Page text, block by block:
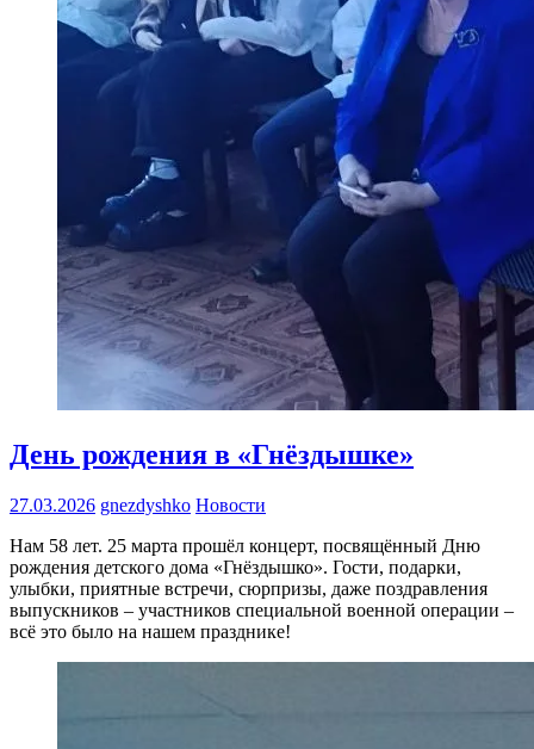
День рождения в «Гнёздышке»
27.03.2026 gnezdyshko Новости
Нам 58 лет. 25 марта прошёл концерт, посвящённый Дню
рождения детского дома «Гнёздышко». Гости, подарки,
улыбки, приятные встречи, сюрпризы, даже поздравления
выпускников – участников специальной военной операции –
всё это было на нашем празднике!